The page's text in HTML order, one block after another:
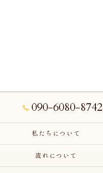
090-6080-8742
私たちについて
流れについて